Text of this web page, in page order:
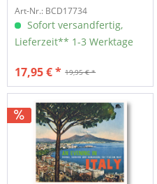
Art-Nr.: BCD17734
Sofort versandfertig,
Lieferzeit** 1-3 Werktage
19,95 € *
17,95 € *